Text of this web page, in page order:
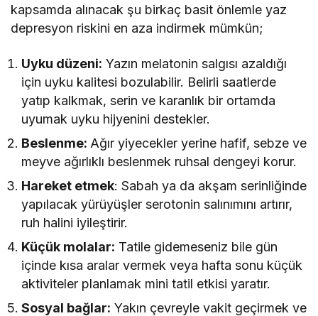
kapsamda alınacak şu birkaç basit önlemle yaz
depresyon riskini en aza indirmek mümkün;
Uyku düzeni: Yazın melatonin salgısı azaldığı
için uyku kalitesi bozulabilir. Belirli saatlerde
yatıp kalkmak, serin ve karanlık bir ortamda
uyumak uyku hijyenini destekler.
Beslenme: Ağır yiyecekler yerine hafif, sebze ve
meyve ağırlıklı beslenmek ruhsal dengeyi korur.
Hareket etmek: Sabah ya da akşam serinliğinde
yapılacak yürüyüşler serotonin salınımını artırır,
ruh halini iyileştirir.
Küçük molalar: Tatile gidemeseniz bile gün
içinde kısa aralar vermek veya hafta sonu küçük
aktiviteler planlamak mini tatil etkisi yaratır.
Sosyal bağlar: Yakın çevreyle vakit geçirmek ve